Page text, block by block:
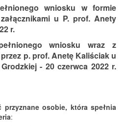
wniosku w formie
u P. prof. Anety
r.
wniosku wraz z
p. prof. Anetę Kaliściak u
- 20 czerwca 2022 r.
przyznane osobie, która spełnia
: